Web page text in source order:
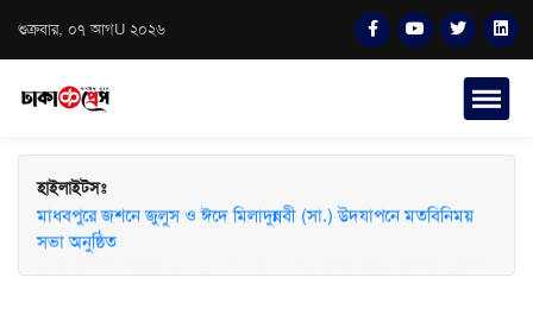
শুক্রবার, ০৭ আগU ২০২৬
হাইলাইটসঃ
মাধবপুরে জশনে জুলুস ও ঈদে মিলাদুন্নবী (সা.) উদযাপনে মতবিনিময়
সভা অনুষ্ঠিত